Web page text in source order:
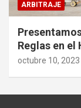
ARBITRAJE
Reglas en el
octubre 10, 2023